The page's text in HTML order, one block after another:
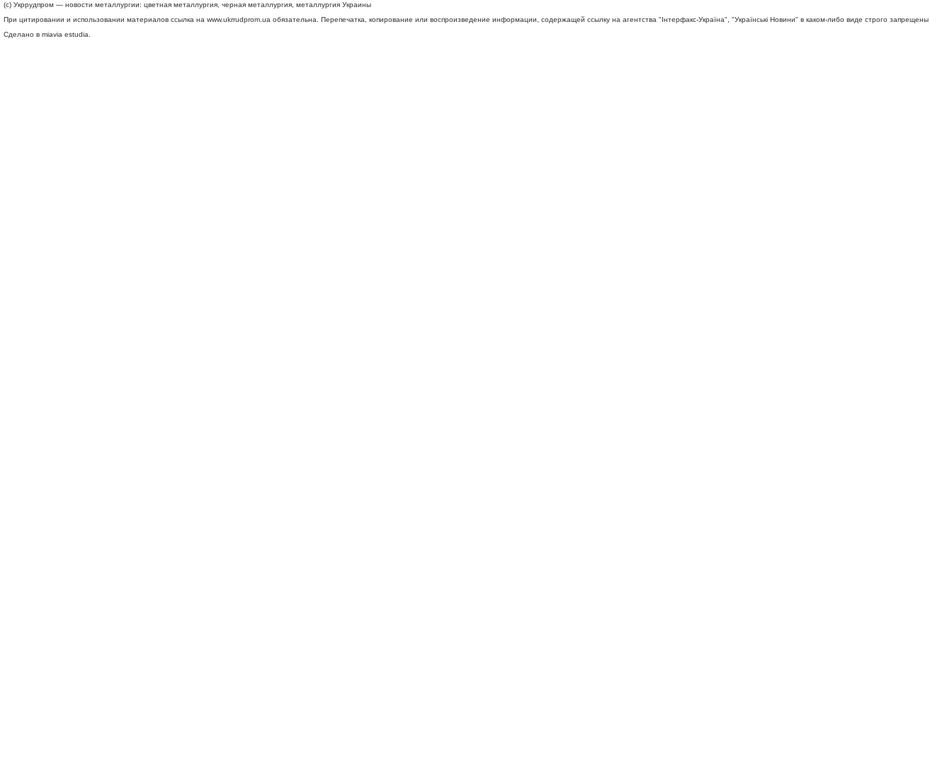
(c) Укррудпром — новости металлургии: цветная металлургия, черная металлургия, металлургия Украины
При цитировании и использовании материалов ссылка на www.ukrrudprom.ua обязательна. Перепечатка, копирование или воспроизведение информации, содержащей ссылку на агентства "Iнтерфакс-Україна", "Українськi Новини" в каком-либо виде строго запрещены
Сделано в miavia estudia.